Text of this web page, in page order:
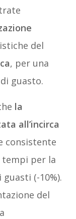
del
, per una
guasto.
la
all’incirca
consistente
tempi per la
(-10%).
del